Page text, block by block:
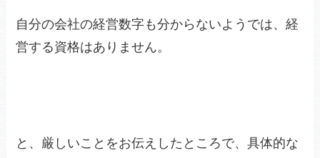
自分の会社の経営数字も分からないようでは、経
営する資格はありません。
と、厳しいことをお伝えしたところで、具体的な